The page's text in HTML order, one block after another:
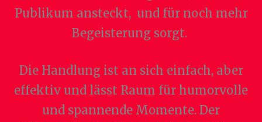
Publikum ansteckt, und für noch mehr
Begeisterung sorgt.
Die Handlung ist an sich einfach, aber
effektiv und lässt Raum für humorvolle
und spannende Momente. Der